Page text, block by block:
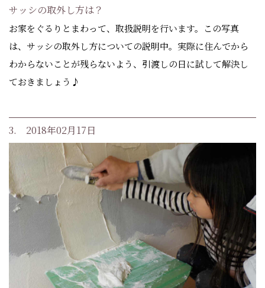
サッシの取外し方は？
お家をぐるりとまわって、取扱説明を行います。この写真
は、サッシの取外し方についての説明中。実際に住んでから
わからないことが残らないよう、引渡しの日に試して解決し
ておきましょう♪
3. 2018年02月17日